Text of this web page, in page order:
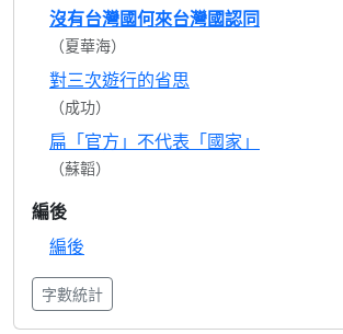
沒有台灣國何來台灣國認同
（夏華海）
對三次遊行的省思
（成功）
扁「官方」不代表「國家」
（蘇韜）
編後
編後
字數統計